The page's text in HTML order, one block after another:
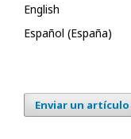
English
Español (España)
Enviar un artículo